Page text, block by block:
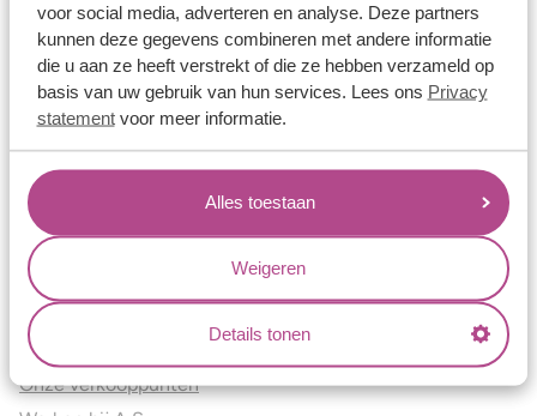
voor social media, adverteren en analyse. Deze partners
kunnen deze gegevens combineren met andere informatie
die u aan ze heeft verstrekt of die ze hebben verzameld op
basis van uw gebruik van hun services. Lees ons Privacy
statementvoor meer informatie.
Alles toestaan
Weigeren
Details tonen
Aller Spanninga
Historie
Certificaten
Blogs
Jouw voordelen
Conflictvrije Materialen
Oneindig veel mogelijkheden
Kwaliteit
Juweliers & Contact
Onze verkooppunten